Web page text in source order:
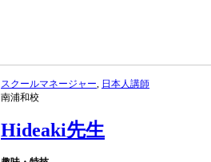
スクールマネージャー, 日本人講師
南浦和校
Hideaki先生